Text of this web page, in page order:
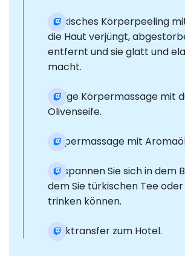
Türkisches Körperpeeling
die Haut verjüngt,
entfernt und sie glatt und
macht.
Seifige Körpermassage mit
Olivenseife.
Körpermassage mit
Entspannen Sie sich in dem
dem Sie türkischen Tee
trinken können.
Rücktransfer zum Hotel.